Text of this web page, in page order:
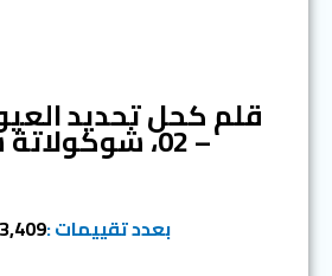
قلم كحل تحديد
– 02، شوكولاتة ساخنة
بعدد تقييمات :